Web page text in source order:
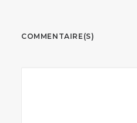
COMMENTAIRE(S)